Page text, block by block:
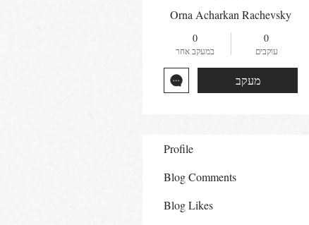
Orna Acharkan Rachevsky
0
עוקבים
0
במעקב אחר
מעקב
Profile
Blog Comments
Blog Likes